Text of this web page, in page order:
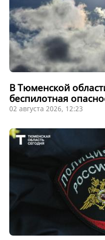
В Тюменской
беспилотная
02 августа 2026, 12:23